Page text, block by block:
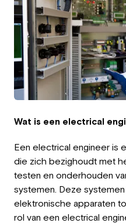
About us
Team
EN
Wat is een electrical
Een electrical engineer is
die zich bezighoudt met
testen en onderhouden
systemen. Deze
elektronische apparaten
rol van een electrical